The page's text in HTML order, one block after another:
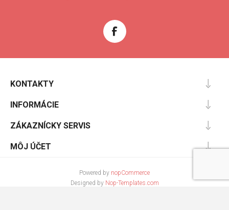
KONTAKTY
INFORMÁCIE
ZÁKAZNÍCKY SERVIS
MÔJ ÚČET
Powered by nopCommerce
Designed by Nop-Templates.com